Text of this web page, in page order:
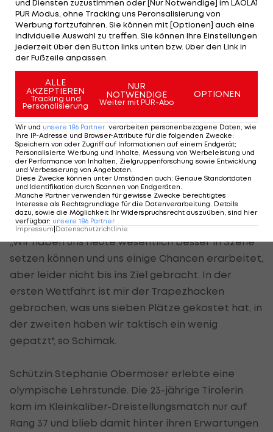
war in dieser Woche einfach nicht stark genug. Es
hat zwar gut begonnen, ich habe dann aber an
Speed verloren, taktische Fehler sind dazu
gekommen und die Unsicherheit ist größer
geworden. In Athen 2004 hat mir der sechste Sinn
zu Silber verholfen, hier habe ich mir schwer
getan die Dinge am Wasser richtig zu
interpretieren", zieht Geritzer Resümee.
Viele Enttäuschungen
Die 470er-Damen Lara Vadlau/Eva Maria Schimak
verbuchten einen 15. und einen 16. Platz und sind
nach vier Durchgängen 20. und Letzte.
„Wir haben uns heute wesentlich besser in Szene
setzen können und uns einige Chancen erarbeitet,
aber leider nicht bis ins Ziel gebracht. In der
ersten Wettfahrt ist mir der Trapezhacken
gebrochen, was uns sieben Plätze gekostet hat, in
der zweiten haben wir taktisch ein wenig
gepatzt", so Schimak.
Schützin Stephanie Obermoser erlebte eine
olympische Lehrstunde. Die 23-jährige Tirolerin
kam im Kleinkaliber-Dreistellungsmatch nur auf
Rang 37 und blieb damit hinter ihren Erwartungen
und Diensten zuzustimmen oder [Nur Notwendige] im LAOLA1
PUR Modus, ohne Tracking uns Peronsalisierung von
Werbung fortzufahren. Sie können mit [Optionen] auch eine
individuelle Auswahl zu treffen. Sie können Ihre Einstellungen
jederzeit über den Button links unten bzw. über den Link in
der Fußzeile anpassen.
ALLE
AKZEPTIEREN
Tracking und
Personalisierung
NUR
NOTWENDIGE
Weiter mit PUR-Abo
OPTIONEN
Wir und unsere 186 Partner verarbeiten personenbezogene Daten, wie
Ihre IP-Adresse und Browser-Attribute für die folgenden Zwecke:
Speichern von oder Zugriff auf Informationen auf einem Endgerät;
Personalisierte Werbung und Inhalte, Messung von Werbeleistung und
der Performance von Inhalten, Zielgruppenforschung sowie Entwicklung
und Verbesserung von Angeboten
Diese Zwecke können unter Umständen auch: Genaue Standortdaten
und Identifikation durch Scannen von Endgeräten
Manche Partner verwenden für gewisse Zwecke berechtigtes
Interesse als Rechtsgrundlage für die Datenverarbeitung. Details
dazu, sowie die Möglichkeit Ihr Widerspruchsrecht auszuüben, sind hier
verfügbar: unsere 186 Partner
Impressum|Datenschutzrichtlinie